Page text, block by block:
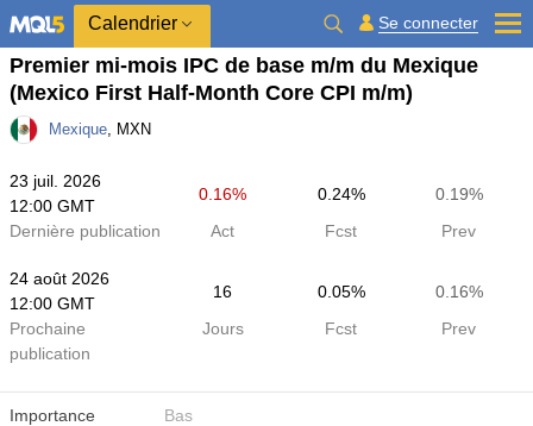
Calendrier Se connecter
Premier mi-mois IPC de base m/m du Mexique
(Mexico First Half-Month Core CPI m/m)
Mexique, MXN
23 juil. 2026
12:00 GMT
0.16% 0.24%
0.19%
Dernière publication
Act Fcst Prev
24 août 2026
12:00 GMT
16 0.05%
0.16%
Prochaine
publication
Jours Fcst Prev
Importance Bas